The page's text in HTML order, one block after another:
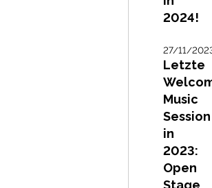
2024!
27/11/
Letzte
Music
Session
in
2023:
Open
Stage